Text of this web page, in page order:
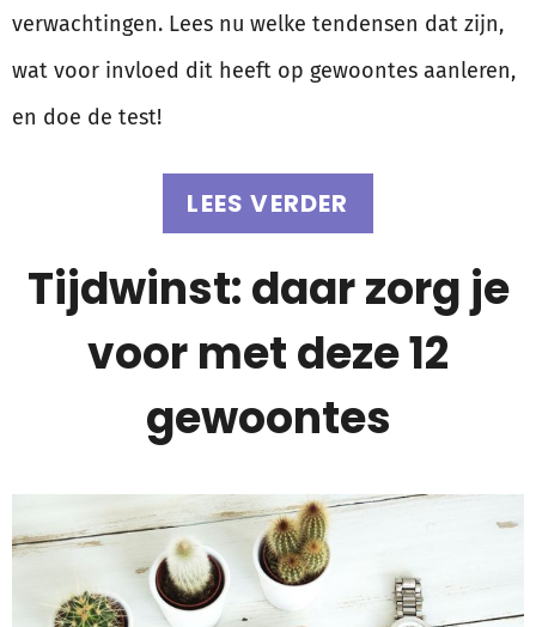
verwachtingen. Lees nu welke tendensen dat zijn,
wat voor invloed dit heeft op gewoontes aanleren,
en doe de test!
LEES VERDER
Tijdwinst: daar zorg je
voor met deze 12
gewoontes